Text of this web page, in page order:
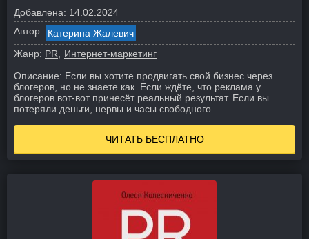
Добавлена: 14.02.2024
Автор: Катерина Жалевич
Жанр: PR
Интернет-маркетинг
Описание: Если вы хотите продвигать свой бизнес через
блогеров, но не знаете как. Если ждёте, что реклама у
блогеров вот-вот принесёт реальный результат. Если вы
потеряли деньги, нервы и часы свободного...
ЧИТАТЬ БЕСПЛАТНО